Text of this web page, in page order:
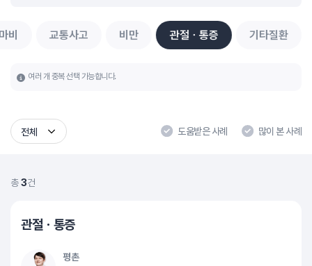
비 교통사고 비만 관절ㆍ통증 기타질환
여러 개 중복 선택 가능합니다.
전체 도움받은 사례 많이 본 사례
총3건
관절ㆍ통증
평촌